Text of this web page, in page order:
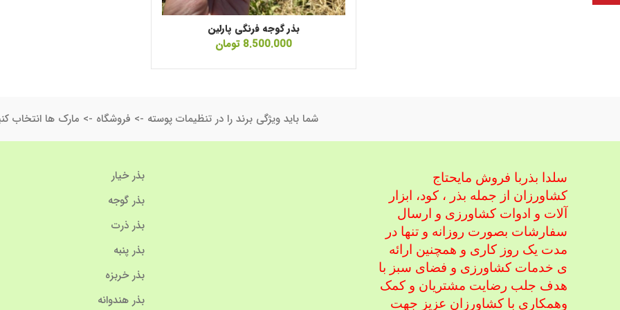
بذر گوجه فرنگی پارلین
8.500.000 تومان
شما باید ویژگی برند را در تنظیمات پوسته -> فروشگاه -> مارک ها انتخاب
سلدا بذربا فروش مایحتاج
کشاورزان از جمله بذر ، کود، ابزار
آلات و ادوات کشاورزی و ارسال
سفارشات بصورت روزانه و تنها در
مدت یک روز کاری و همچنین ارائه
ی خدمات کشاورزی و فضای سبز با
هدف جلب رضایت مشتریان و کمک
وهمکاری با کشاورزان عزیز جهت
بذر خیار
بذر گوجه
بذر ذرت
بذر پنبه
بذر خربزه
بذر هندوانه